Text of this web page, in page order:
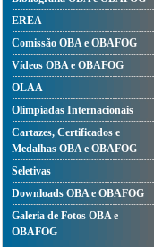
EREA
Comissão OBA e OBAFOG
Vídeos OBA e OBAFOG
OLAA
Olimpíadas Internacionais
Cartazes, Certificados e
Medalhas OBA e OBAFOG
Seletivas
Downloads OBA e OBAFOG
Galeria de Fotos OBA e
OBAFOG